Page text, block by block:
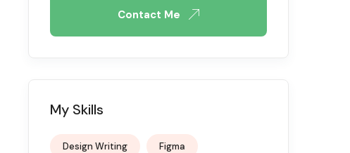
Contact Me
My Skills
Design Writing Figma